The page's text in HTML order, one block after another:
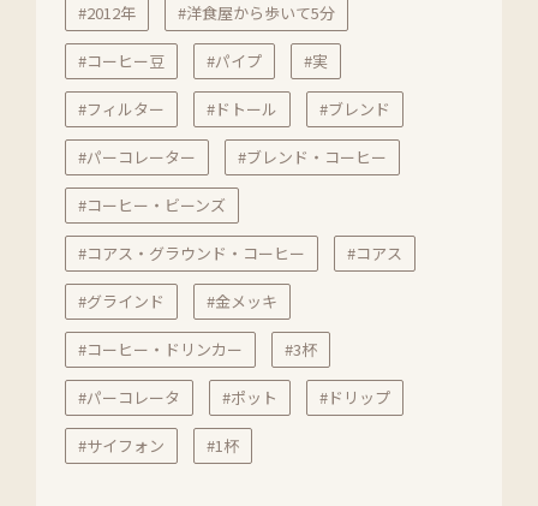
#2012年 #洋食屋から歩いて5分
#コーヒー豆 #パイプ #実
#フィルター #ドトール #ブレンド
#パーコレーター #ブレンド・コーヒー
#コーヒー・ビーンズ
#コアス・グラウンド・コーヒー #コアス
#グラインド #金メッキ
#コーヒー・ドリンカー #3杯
#パーコレータ #ポット #ドリップ
#サイフォン #1杯